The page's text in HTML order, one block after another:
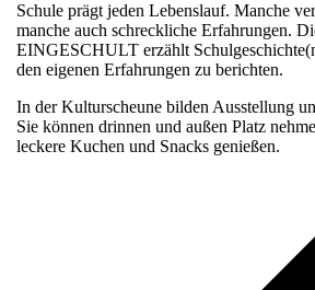
Schule prägt jeden Lebenslauf. Manche
manche auch schreckliche Erfahrungen.
EINGESCHULT erzählt
den eigenen Erfahrungen zu berichten.
In der Kulturscheune bilden Ausstellung
Sie können drinnen und außen Platz
leckere Kuchen und Snacks genießen.